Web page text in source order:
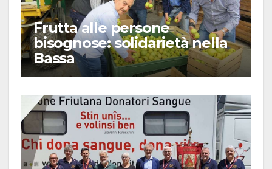
Frutta alle persone
bisognose: solidarietà nella
Bassa